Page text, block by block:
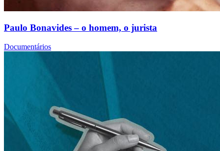
Paulo Bonavides – o homem, o jurista
Documentários